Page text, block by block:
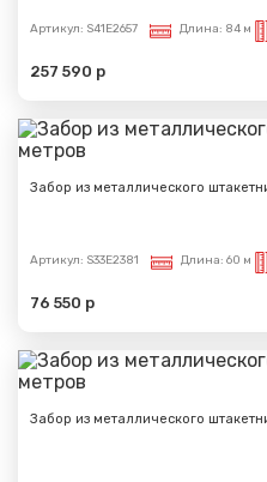
Артикул: S41E2657 Длина: 84 м
257 590 р
Забор из металлического
Артикул: S33E2381 Длина: 60 м
76 550 р
Забор из металлического